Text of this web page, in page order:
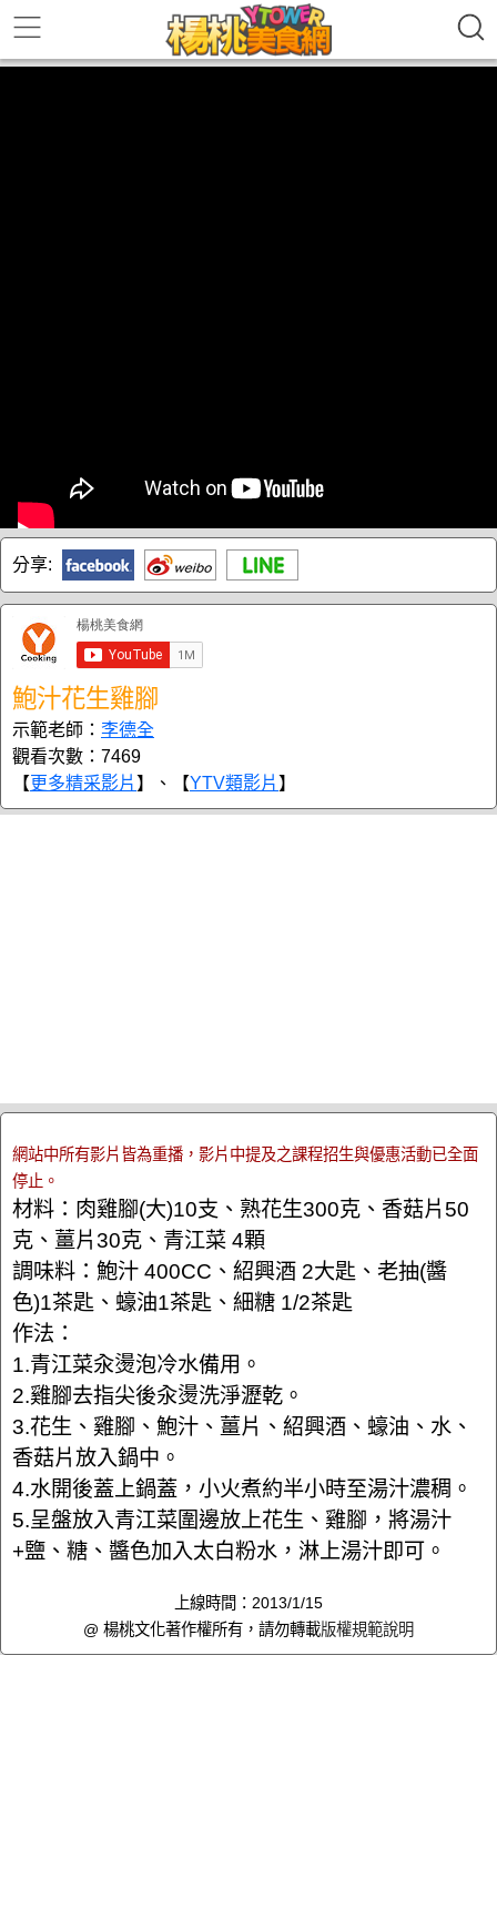
分享:
鮑汁花生雞腳
示範老師： 李德全
觀看次數：7469
【更多精采影片 】、【YTV類影片 】
網站中所有影片皆為重播，影片中提及之課程招生與優惠活動已全面
停止。
材料：肉雞腳(大)10支、熟花生300克、香菇片50
克、薑片30克、青江菜 4顆
調味料：鮑汁 400CC、紹興酒 2大匙、老抽(醬
色)1茶匙、蠔油1茶匙、細糖 1/2茶匙
作法：
1.青江菜汆燙泡冷水備用。
2.雞腳去指尖後汆燙洗淨瀝乾。
3.花生、雞腳、鮑汁、薑片、紹興酒、蠔油、水、
香菇片放入鍋中。
4.水開後蓋上鍋蓋，小火煮約半小時至湯汁濃稠。
5.呈盤放入青江菜圍邊放上花生、雞腳，將湯汁
+鹽、糖、醬色加入太白粉水，淋上湯汁即可。
上線時間：2013/1/15
@ 楊桃文化著作權所有，請勿轉載版權規範說明